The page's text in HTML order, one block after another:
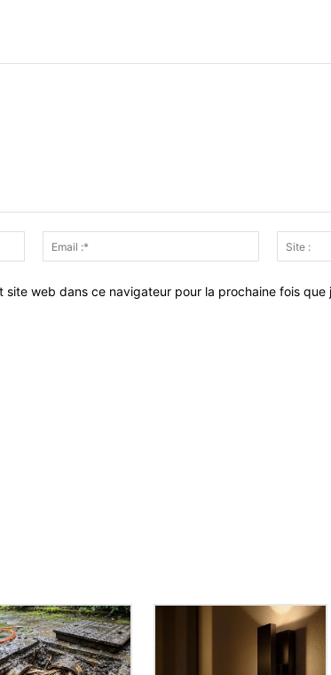
:*
Email
:*
site web dans ce navigateur pour la prochaine fois que